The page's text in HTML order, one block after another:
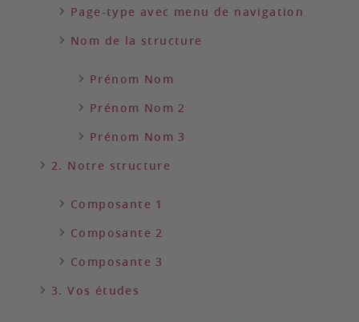
Page-type avec menu de navigation
Nom de la structure
Prénom Nom
Prénom Nom 2
Prénom Nom 3
2. Notre structure
Composante 1
Composante 2
Composante 3
3. Vos études